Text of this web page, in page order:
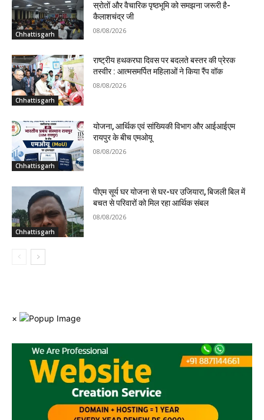
Chhattisgarh
स्रोतों और वैचारिक पृष्ठभूमि को समझना जरूरी है-
कैलाशचंद्र जी
08/08/2026
Chhattisgarh
राष्ट्रीय हथकरघा दिवस पर बदलते बस्तर की प्रेरक
तस्वीर : आत्मसमर्पित महिलाओं ने किया रैंप वॉक
08/08/2026
Chhattisgarh
योजना, आर्थिक एवं सांख्यिकी विभाग और आईआईएम
रायपुर के बीच एमओयू
08/08/2026
Chhattisgarh
पीएम सूर्य घर योजना से घर-घर उजियारा, बिजली बिल में
बचत से परिवारों को मिल रहा आर्थिक संबल
08/08/2026
×